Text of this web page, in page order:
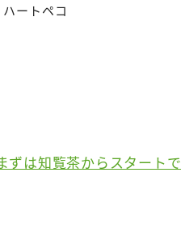
ートペコ
は知覧茶からスタートで